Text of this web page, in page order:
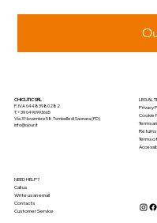
CHICLITIC SRL
P. IVA 04483980282
T. +39 0490993665
Via 3 Novembre 58 Tombelle di Saonara (PD)
info@ojour.it
NEED HELP?
Call us
Write us an email
Contacts
Customer Service
LEGAL
Privacy
Cookie
Terms
Returns
Terms